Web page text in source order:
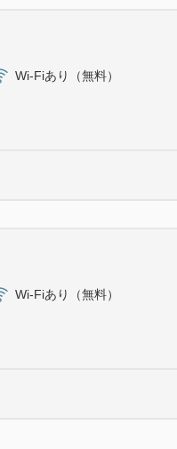
新横浜）約35分、日
東京国際フォーラム
プレス67分→品川駅乗
Wi-Fiあり（無料）
Wi-Fiあり（無料）